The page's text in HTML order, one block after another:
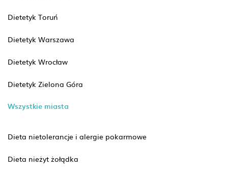
Dietetyk Toruń
Dietetyk Warszawa
Dietetyk Wrocław
Dietetyk Zielona Góra
Wszystkie miasta
Dieta nietolerancje i alergie pokarmowe
Dieta nieżyt żołądka